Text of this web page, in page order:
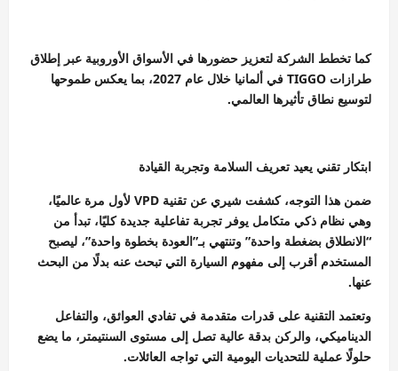
كما تخطط الشركة لتعزيز حضورها في الأسواق الأوروبية عبر إطلاق
طرازات TIGGO في ألمانيا خلال عام 2027، بما يعكس طموحها
لتوسيع نطاق تأثيرها العالمي.
ابتكار تقني يعيد تعريف السلامة وتجربة القيادة
ضمن هذا التوجه، كشفت شيري عن تقنية VPD لأول مرة عالميًا،
وهي نظام ذكي متكامل يوفر تجربة تفاعلية جديدة كليًا، تبدأ من
“الانطلاق بضغطة واحدة” وتنتهي بـ”العودة بخطوة واحدة”، ليصبح
المستخدم أقرب إلى مفهوم السيارة التي تبحث عنه بدلًا من البحث
عنها.
وتعتمد التقنية على قدرات متقدمة في تفادي العوائق، والتفاعل
الديناميكي، والركن بدقة عالية تصل إلى مستوى السنتيمتر، ما يضع
حلولًا عملية للتحديات اليومية التي تواجه العائلات.